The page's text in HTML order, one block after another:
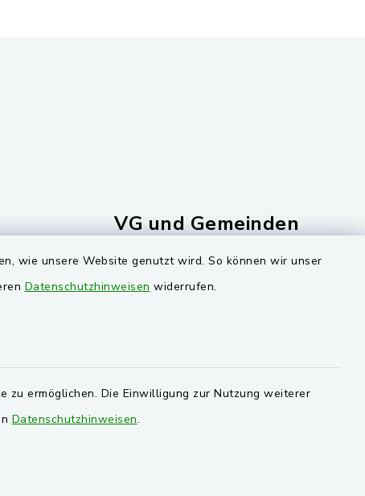
wie unsere Website genutzt wird. So können wir unser
Datenschutzhinweisen widerrufen.
zu ermöglichen. Die Einwilligung zur Nutzung weiterer
Datenschutzhinweisen.
VG und Gemeinden
Markt Schwarzenfeld
Gemeinde Stulln